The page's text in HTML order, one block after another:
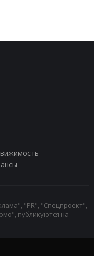
"PR", "Спецпроект",
публикуются на